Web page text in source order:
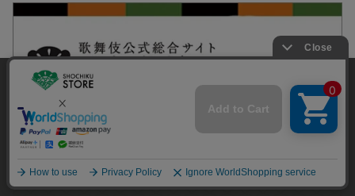
当サイトでは利用体験の向上およびコンテンツの最適な提供、ト
ラフィックの分析を目的としてCookieを使用しています。
サイトの閲覧を継続された場合、Cookieの利用に同意したことも
のといたします。
詳細については
承諾する